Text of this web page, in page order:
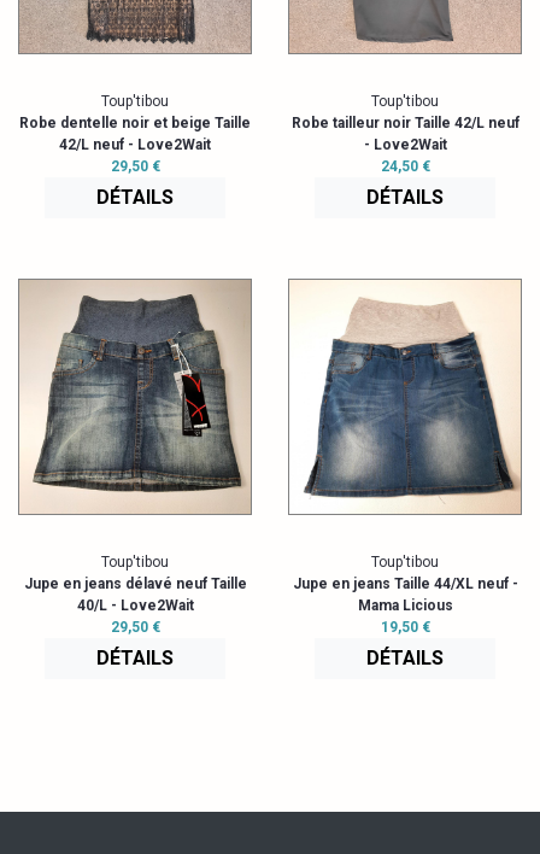
Toup'tibou
Robe dentelle noir et beige Taille
42/L neuf - Love2Wait
29,50 €
DÉTAILS
Toup'tibou
Robe tailleur noir Taille 42/L neuf
- Love2Wait
24,50 €
DÉTAILS
Toup'tibou
Jupe en jeans délavé neuf Taille
40/L - Love2Wait
29,50 €
DÉTAILS
Toup'tibou
Jupe en jeans Taille 44/XL neuf -
Mama Licious
19,50 €
DÉTAILS